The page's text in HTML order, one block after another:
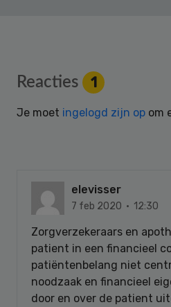
Reader
Interactions
Reacties 1
Je moet ingelogd zijn op om
elevisser
7 feb 2020 · 12:30
Zorgverzekeraars en
patient in een financieel
patiëntenbelang niet
noodzaak en financieel
door en over de patient